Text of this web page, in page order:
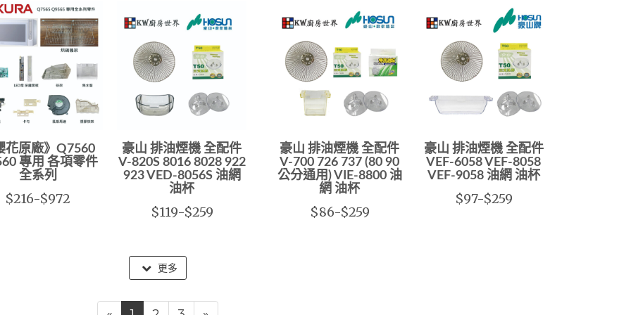
花原廠》Q7560
專用 各項零件
全系列
$216-$972
豪山 排油煙機 全配件
V-820S 8016 8028 922
923 VED-8056S 油網
油杯
$119-$259
豪山 排油煙機 全配件
V-700 726 737 (80 90
公分通用) VIE-8800 油
網 油杯
$86-$259
豪山 排油煙機 全配件
VEF-6058 VEF-8058
VEF-9058 油網 油杯
$97-$259
更多